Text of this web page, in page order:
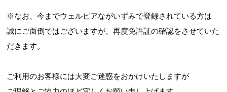
※なお、今までウェルピアながいずみで登録されている方は
誠にご面倒ではございますが、再度免許証の確認をさせていた
だきます。
ご利用のお客様には大変ご迷惑をおかけいたしますが